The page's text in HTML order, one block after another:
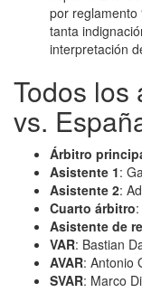
por reglamento
tanta
interpretación
Todos los
vs.
Árbitro
Asistente 1:
Asistente 2:
Cuarto árbitro
Asistente de
VAR: Bastian
AVAR: Antonio
SVAR: Marco